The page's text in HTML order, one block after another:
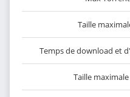
Taille
Temps de download et
Taille